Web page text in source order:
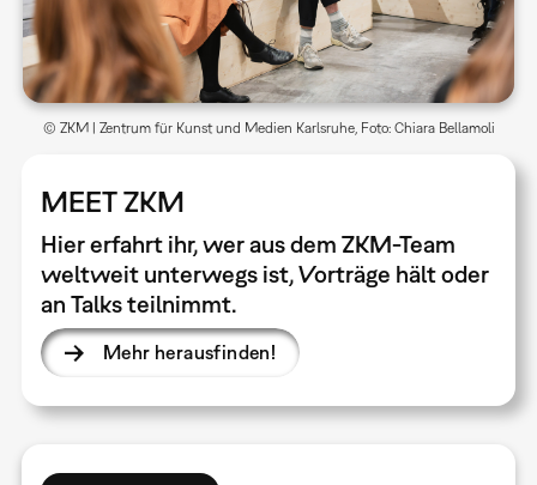
MEET ZKM
Hier erfahrt ihr, wer aus dem ZKM-Team
weltweit unterwegs ist, Vorträge hält oder
an Talks teilnimmt.
Mehr herausfinden!
© ZKM | Zentrum für Kunst und Medien Karlsruhe, Foto: Chiara Bellamoli